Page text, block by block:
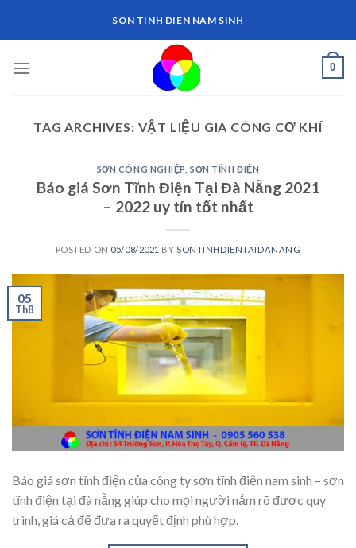
SON TINH DIEN NAM SINH
0
TAG ARCHIVES: VẬT LIỆU GIA CÔNG CƠ KHÍ
SƠN CÔNG NGHIỆP ,SƠN TĨNH ĐIỆN
Báo giá Sơn Tĩnh Điện Tại Đà Nẵng 2021
– 2022 uy tín tốt nhất
POSTED ON 05/08/2021 BY SONTINHDIENTAIDANANG
05
Th8
Báo giá sơn tĩnh điện của công ty sơn tĩnh điện nam sinh – sơn
tĩnh điện tại đà nẵng giúp cho mọi người nắm rõ được quy
trình, giá cả để đưa ra quyết định phù hợp.